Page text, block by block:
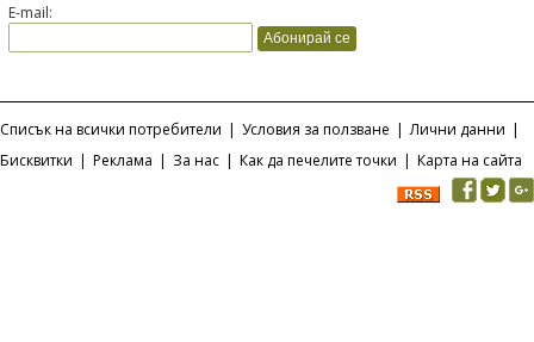
E-mail:
Списък на всички потребители | Условия за ползване | Лични данни |
Бисквитки | Реклама | За нас | Как да печелите точки | Карта на сайта